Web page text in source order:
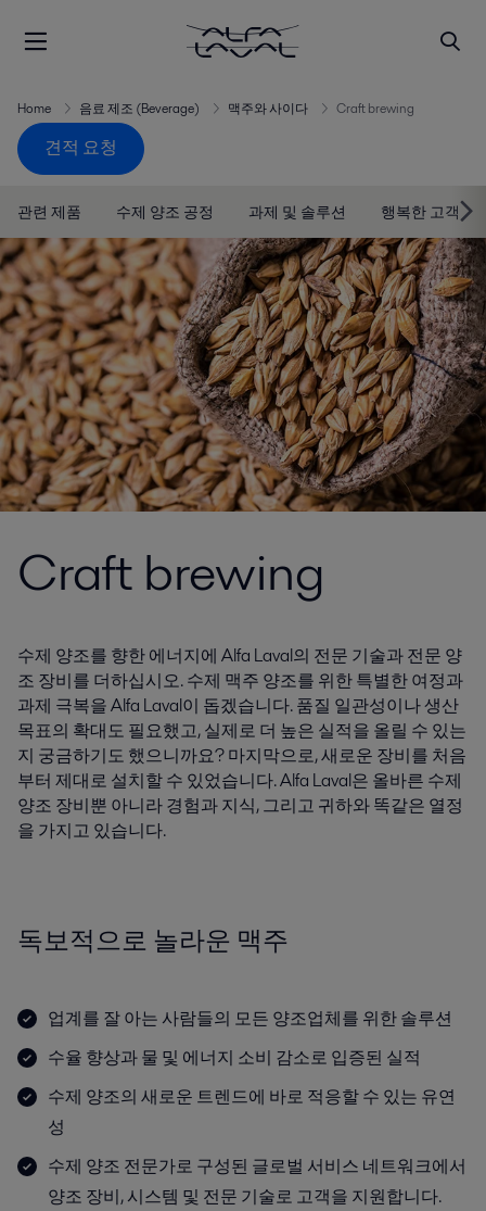
Home 음료 제조 (Beverage) 맥주와 사이다 Craft brewing
견적 요청
관련 제품 수제 양조 공정 과제 및 솔루션 행복한 고객
Craft brewing
수제 양조를 향한 에너지에 Alfa Laval의 전문 기술과 전문 양
조 장비를 더하십시오. 수제 맥주 양조를 위한 특별한 여정과
과제 극복을 Alfa Laval​이 돕겠습니다. 품질 일관성이나 생산
목표의 확대도 필요했고, 실제로 더 높은 실적을 올릴 수 있는
지 궁금하기도 했으니까요? 마지막으로, 새로운 장비를 처음
부터 제대로 설치할 수 있었습니다. Alfa Laval은 올바른 수제
양조 장비뿐 아니라 경험과 지식, 그리고 귀하와 똑같은 열정
을 가지고 있습니다.
독보적으로 놀라운 맥주
업계를 잘 아는 사람​들의 모든 양조업체를 위한 솔루션
수율 향상과 물 및 에너지 소비 감소로 입증된 실적
수제 양조의 새로운 트렌드에 바로 적응할 수 있는 유연
성​
수제 양조 전문가로 구성된 글로벌 서비스 네트워크에서
양조 장비, 시스템 및 전문 기술로 고객을 지원합니다.